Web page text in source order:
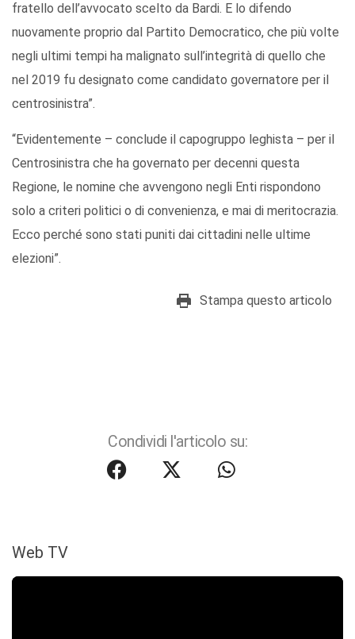
fratello dell’avvocato scelto da Bardi. E lo difendo
nuovamente proprio dal Partito Democratico, che più volte
negli ultimi tempi ha malignato sull’integrità di quello che
nel 2019 fu designato come candidato governatore per il
centrosinistra”.
“Evidentemente – conclude il capogruppo leghista – per il
Centrosinistra che ha governato per decenni questa
Regione, le nomine che avvengono negli Enti rispondono
solo a criteri politici o di convenienza, e mai di meritocrazia.
Ecco perché sono stati puniti dai cittadini nelle ultime
elezioni”.
Stampa questo articolo
Condividi l'articolo su:
Web TV